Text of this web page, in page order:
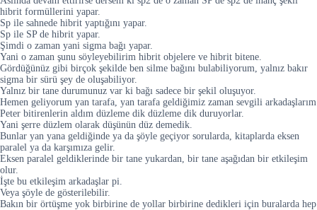
hibrit formüllerini yapar.
Sp ile sahnede hibrit yaptığını yapar.
Sp ile SP de hibrit yapar.
Şimdi o zaman yani sigma bağı yapar.
Yani o zaman şunu söyleyebilirim hibrit objelere ve hibrit bitene.
Gördüğünüz gibi birçok şekilde ben silme bağını bulabiliyorum, yalnız bakır
sigma bir sürü şey de oluşabiliyor.
Yalnız bir tane durumunuz var ki bağı sadece bir şekil oluşuyor.
Hemen geliyorum yan tarafa, yan tarafa geldiğimiz zaman sevgili arkadaşlarım
Peter bitirenlerin aldım düzleme dik düzleme dik duruyorlar.
Yani şerre düzlem olarak düşünün düz demedik.
Bunlar yan yana geldiğinde ya da şöyle geçiyor sorularda, kitaplarda eksen
paralel ya da karşımıza gelir.
Eksen paralel geldiklerinde bir tane yukardan, bir tane aşağıdan bir etkileşim
olur.
İşte bu etkileşim arkadaşlar pi.
Veya şöyle de gösterilebilir.
Bakın bir örtüşme yok birbirine de yollar birbirine dedikleri için buralarda hep